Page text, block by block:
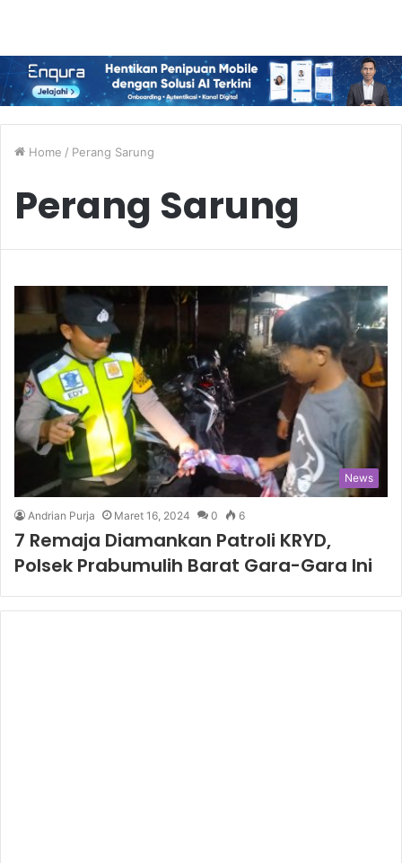
Home / Perang Sarung
Perang Sarung
News
Andrian Purja Maret 16, 2024 0 6
7 Remaja Diamankan Patroli KRYD,
Polsek Prabumulih Barat Gara-Gara Ini